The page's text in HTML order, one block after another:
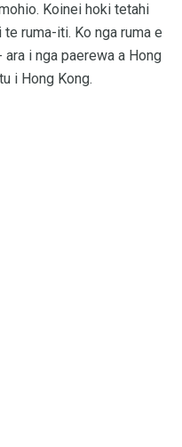
Koinei hoki tetahi
ruma-iti. Ko nga ruma e
i nga paerewa a Hong
i Hong Kong.